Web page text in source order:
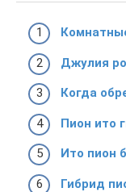
Джулия
Когда
Пион ито
Ито пион
Гибрид